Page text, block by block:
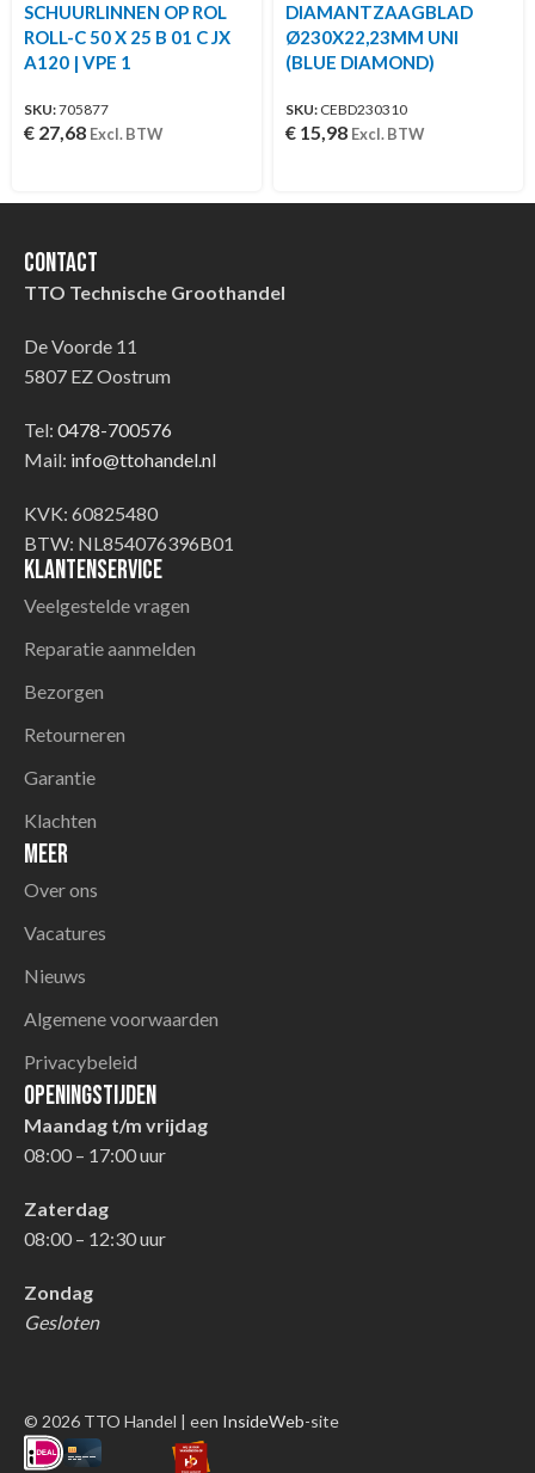
SCHUURLINNEN OP ROL
ROLL-C 50 X 25 B 01 C JX
A120 | VPE 1
SKU:705877
€ 27,68 Excl. BTW
DIAMANTZAAGBLAD
Ø230X22,23MM UNI
(BLUE DIAMOND)
SKU: CEBD230310
€ 15,98 Excl. BTW
Contact
TTO Technische Groothandel
De Voorde 11
5807 EZ Oostrum
Tel: 0478-700576
Mail: info@ttohandel.nl
KVK: 60825480
BTW: NL854076396B01
Klantenservice
Veelgestelde vragen
Reparatie aanmelden
Bezorgen
Retourneren
Garantie
Klachten
Meer
Over ons
Vacatures
Nieuws
Algemene voorwaarden
Privacybeleid
Openingstijden
Maandag t/m vrijdag
08:00 – 17:00 uur
Zaterdag
08:00 – 12:30 uur
Zondag
Gesloten
© 2026 TTO Handel | een InsideWeb-site